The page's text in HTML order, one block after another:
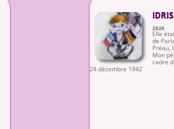
2020
Elle
de
Préau,
Mon
cadre
24 décembre 1942